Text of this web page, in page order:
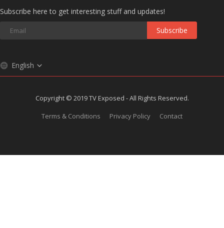
Subscribe here to get interesting stuff and updates!
Subscribe
English
Copyright © 2019 TV Exposed - All Rights Reserved.
Terms & Conditions
Privacy Policy Contact